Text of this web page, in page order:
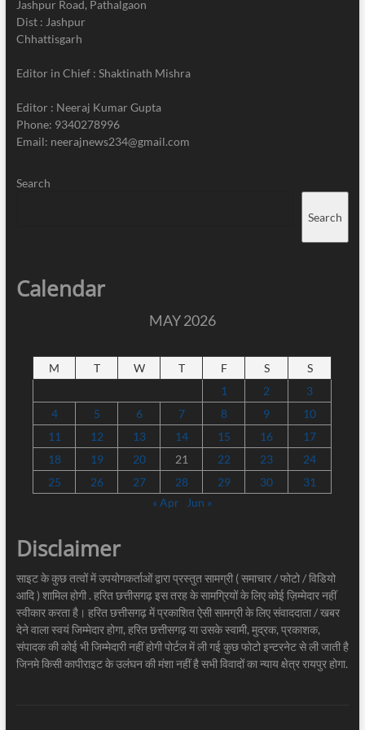
Jashpur Road, Pathalgaon
Dist : Jashpur
Chhattisgarh
Editor in Chief : Shaktinath Mishra
Editor : Neeraj Kumar Gupta
Phone: 9340278996
Email: neerajnews234@gmail.com
Search
Search
Calendar
MAY 2026
M T W T F S
S
1
2
3
4
5 6 7 8 9
10
11
12 13 14 15 16
17
18
19 20 21 22 23
24
25
26 27 28 29 30
31
« Apr
Jun »
Disclaimer
साइट के कुछ तत्वों में उपयोगकर्ताओं द्वारा प्रस्तुत सामग्री ( समाचार / फोटो / विडियो
आदि ) शामिल होगी . हरित छत्तीसगढ़ इस तरह के सामग्रियों के लिए कोई ज़िम्मेदार नहीं
स्वीकार करता है। हरित छत्तीसगढ़ में प्रकाशित ऐसी सामग्री के लिए संवाददाता / खबर
देने वाला स्वयं जिम्मेदार होगा, हरित छत्तीसगढ़ या उसके स्वामी, मुद्रक, प्रकाशक,
संपादक की कोई भी जिम्मेदारी नहीं होगी पोर्टल में ली गई कुछ फोटो इन्टरनेट से ली जाती है
जिनमे किसी कापीराइट के उलंघन की मंशा नहीं है सभी विवादों का न्याय क्षेत्र रायपुर होगा.